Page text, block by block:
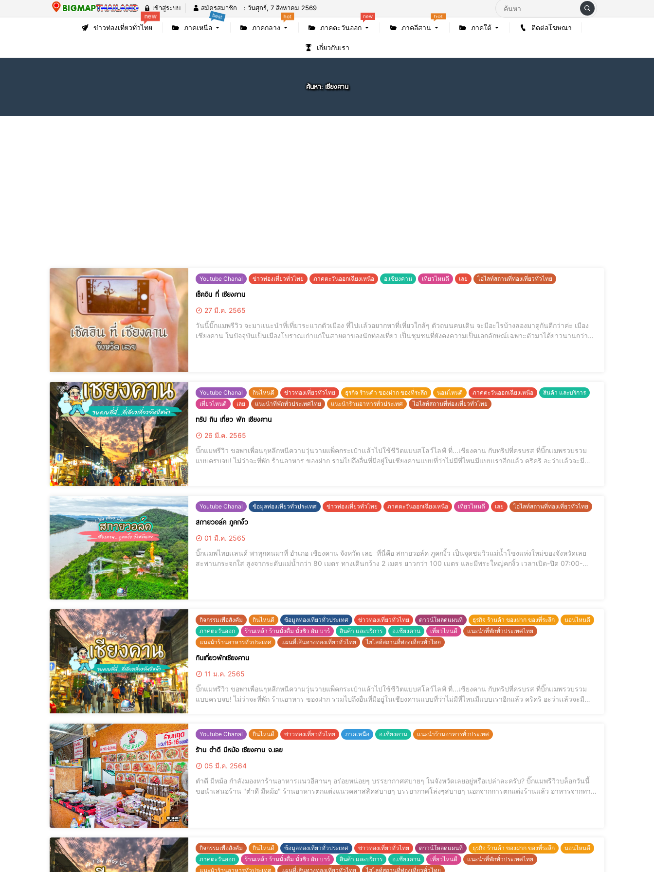
เข้าสู่ระบบ สมัครสมาชิก : วันศุกร์, 7 สิงหาคม 2569
ข่าวท่องเที่ยวทั่วไทย
new
ภาคเหนือ
best
ภาคกลาง
hot
ภาคตะวันออก ภาคอีสาน
hot
ภาคใต้ ติดต่อโฆษณา
เกี่ยวกับเรา
ค้นหา: เชียงคาน
Youtube Chanal ข่าวท่องเที่ยวทั่วไทย ภาคตะวันออกเฉียงเหนือ อ.เชียงคาน เที่ยวไหนดี เลย ไฮไลท์สถานที่ท่องเที่ยวทั่วไทย
เช็คอิน ที่ เชียงคาน
27 มี.ค. 2565
วันนี้บิ๊กแมพรีวิว จะมาเเนะนำที่เที่ยวระแวกตัวเมือง ที่ไปเเล้วอยากหาที่เที่ยวใกล้ๆ ตัวถนนคนเดิน จะมีอะไรบ้างลองมาดูกันดีกว่าค่ะ เมือง
เชียงคาน ในปัจจุบันเป็นเมืองโบราณเก่าแก่ในสายตาของนักท่องเที่ยว เป็นชุมชนที่ยังคงความเป็นเอกลักษณ์เฉพาะตัวมาได้ยาวนานกว่า
Youtube Chanal กินไหนดี ข่าวท่องเที่ยวทั่วไทย ธุรกิจ ร้านค้า ของฝาก ของที่ระลึก นอนไหนดี ภาคตะวันออกเฉียงเหนือ
สินค้า และบริการ
เที่ยวไหนดี
เลย แนะนำที่พักทั่วประเทศไทย แนะนำร้านอาหารทั่วประเทศ ไฮไลท์สถานที่ท่องเที่ยวทั่วไทย
ทริป กิน เที่ยว พัก เชียงคาน
26 มี.ค. 2565
บิ๊กแมพรีวิว ขอพาเพื่อนๆหลีกหนีความวุ่นวายแพ็คกระเป๋าเเล้วไปใช้ชีวิตแบบสโลว์ไลฟ์ ที่...เชียงคาน กับทริปที่ครบรส ที่บิ๊กเเมพรวบรวม
แบบครบจบ! ไม่ว่าจะที่พัก ร้านอาหาร ของฝาก รวมไปถึงอื่นที่มีอยู่ในเชียงคานแบบที่ว่าไม่มีที่ไหนมีแบบเราอีกแล้ว คริคริ อะว่าเเล้วจะมี
Youtube Chanal ข้อมูลท่องเทียวทั่วประเทศ ข่าวท่องเที่ยวทั่วไทย ภาคตะวันออกเฉียงเหนือ เที่ยวไหนดี เลย ไฮไลท์สถานที่ท่องเที่ยวทั่วไทย
สกายวอล์ค ภูคกงิ้ว
01 มี.ค. 2565
บิ๊กเเมพไทยเเลนด์ พาทุกคนมาที่ อำเภอ เชียงคาน จังหวัด เลย ที่นี่คือ สกายวอล์ค ภูคกงิ้ว เป็นจุดชมวิวแม่น้ำโขงแห่งใหม่ของจังหวัดเลย
สะพานกระจกใส สูงจากระดับแม่น้ำกว่า 80 เมตร ทางเดินกว้าง 2 เมตร ยาวกว่า 100 เมตร และมีพระใหญ่คกงิ้ว เวลาเปิด-ปิด 07:00-
กิจกรรมเพื่อสังคัม กินไหนดี ข้อมูลท่องเทียวทั่วประเทศ ข่าวท่องเที่ยวทั่วไทย ดาวน์โหลดแผนที่ ธุรกิจ ร้านค้า ของฝาก ของที่ระลึก
นอนไหนดี
ภาคตะวันออก
ร้านเหล้า ร้านนั่งดื่ม นั่งชิว ผับ บาร์ สินค้า และบริการ อ.เชียงคาน เที่ยวไหนดี
แนะนำที่พักทั่วประเทศไทย
แนะนำร้านอาหารทั่วประเทศ
แผนที่เส้นทางท่องเที่ยวทั่วไทย ไฮไลท์สถานที่ท่องเที่ยวทั่วไทย
กินเที่ยวพักเชียงคาน
11 ม.ค. 2565
บิ๊กแมพรีวิว ขอพาเพื่อนๆหลีกหนีความวุ่นวายแพ็คกระเป๋าเเล้วไปใช้ชีวิตแบบสโลว์ไลฟ์ ที่...เชียงคาน กับทริปที่ครบรส ที่บิ๊กเเมพรวบรวม
แบบครบจบ! ไม่ว่าจะที่พัก ร้านอาหาร ของฝาก รวมไปถึงอื่นที่มีอยู่ในเชียงคานแบบที่ว่าไม่มีที่ไหนมีแบบเราอีกแล้ว คริคริ อะว่าเเล้วจะมี
Youtube Chanal กินไหนดี ข่าวท่องเที่ยวทั่วไทย ภาคเหนือ อ.เชียงคาน แนะนำร้านอาหารทั่วประเทศ
ร้าน ตำดี มีหม้อ เชียงคาน จ.เลย
05 มี.ค. 2564
ตำดี มีหม้อ กำลังมองหาร้านอาหารแนวอีสานๆ อร่อยหน่อยๆ บรรยากาศสบายๆ ในจังหวัดเลยอยู่หรือเปล่าละครับ? บิ๊กแมพรีวิวบล็อกวันนี้
ขอนำเสนอร้าน "ตำดี มีหม้อ" ร้านอาหารตกแต่งแนวคลาสสิคสบายๆ บรรยากาศโล่งๆสบายๆ นอกจากการตกแต่งร้านแล้ว อาหารจากทาง
กิจกรรมเพื่อสังคัม กินไหนดี ข้อมูลท่องเทียวทั่วประเทศ ข่าวท่องเที่ยวทั่วไทย ดาวน์โหลดแผนที่ ธุรกิจ ร้านค้า ของฝาก ของที่ระลึก
นอนไหนดี
ภาคตะวันออก
ร้านเหล้า ร้านนั่งดื่ม นั่งชิว ผับ บาร์ สินค้า และบริการ อ.เชียงคาน เที่ยวไหนดี
แนะนำที่พักทั่วประเทศไทย
แนะนำร้านอาหารทั่วประเทศ
แผนที่เส้นทางท่องเที่ยวทั่วไทย ไฮไลท์สถานที่ท่องเที่ยวทั่วไทย